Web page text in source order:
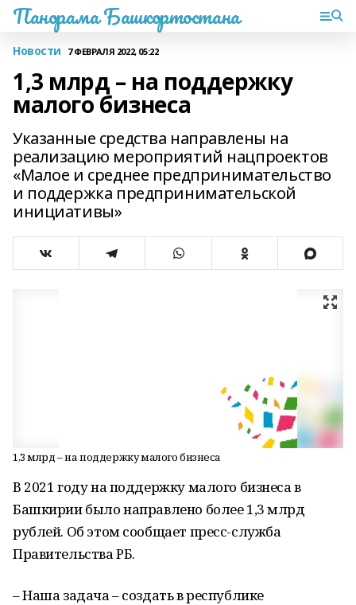
Панорама Башкортостана
Новости 7 ФЕВРАЛЯ 2022, 05:22
1,3 млрд – на поддержку
малого бизнеса
Указанные средства направлены на
реализацию мероприятий нацпроектов
«Малое и среднее предпринимательство
и поддержка предпринимательской
инициативы»
1,3 млрд – на поддержку малого бизнеса
В 2021 году на поддержку малого бизнеса в
Башкирии было направлено более 1,3 млрд
рублей. Об этом сообщает пресс-служба
Правительства РБ.
– Наша задача – создать в республике